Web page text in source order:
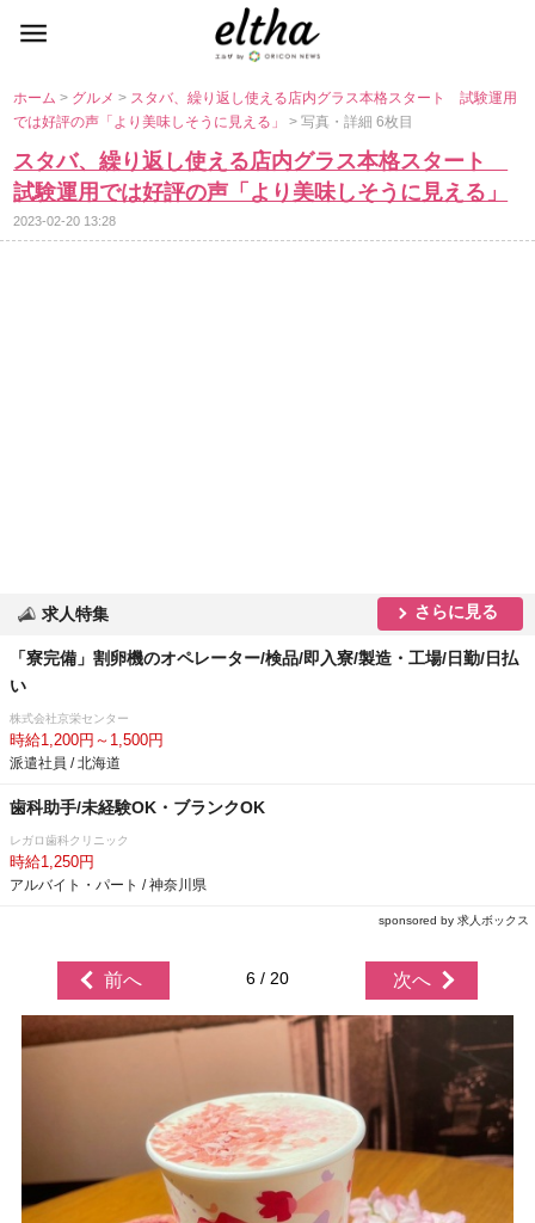
ホーム> グルメ> スタバ、繰り返し使える店内グラス本格スタート 試験運用
では好評の声「より美味しそうに見える」> 写真・詳細 6枚目
スタバ、繰り返し使える店内グラス本格スタート
試験運用では好評の声「より美味しそうに見える」
2023-02-20 13:28
求人特集 さらに見る
「寮完備」割卵機のオペレーター/検品/即入寮/製造・工場/日勤/日払
い
株式会社京栄センター
時給1,200円～1,500円
派遣社員 / 北海道
歯科助手/未経験OK・ブランクOK
レガロ歯科クリニック
時給1,250円
アルバイト・パート / 神奈川県
sponsored by 求人ボックス
前へ 6 / 20 次へ